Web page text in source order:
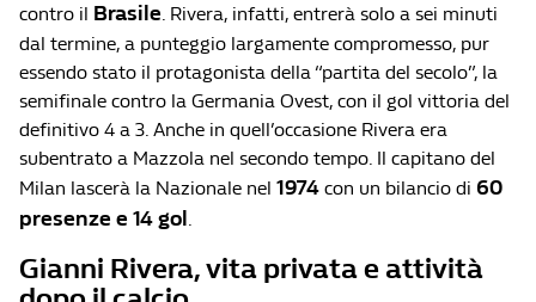
contro il Brasile. Rivera, infatti, entrerà solo a sei minuti
dal termine, a punteggio largamente compromesso, pur
essendo stato il protagonista della “partita del secolo”, la
semifinale contro la Germania Ovest, con il gol vittoria del
definitivo 4 a 3. Anche in quell’occasione Rivera era
subentrato a Mazzola nel secondo tempo. Il capitano del
Milan lascerà la Nazionale nel 1974 con un bilancio di 60
presenze e 14 gol .
Gianni Rivera, vita privata e attività